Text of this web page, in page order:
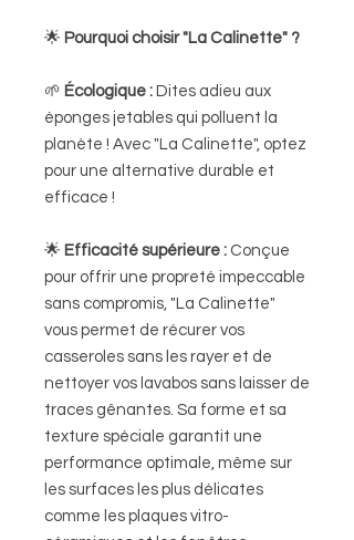
🌟 Pourquoi choisir "La Calinette" ?
🌱 Écologique : Dites adieu aux
éponges jetables qui polluent la
planète ! Avec "La Calinette", optez
pour une alternative durable et
efficace !
🌟 Efficacité supérieure : Conçue
pour offrir une propreté impeccable
sans compromis, "La Calinette"
vous permet de récurer vos
casseroles sans les rayer et de
nettoyer vos lavabos sans laisser de
traces gênantes. Sa forme et sa
texture spéciale garantit une
performance optimale, même sur
les surfaces les plus délicates
comme les plaques vitro-